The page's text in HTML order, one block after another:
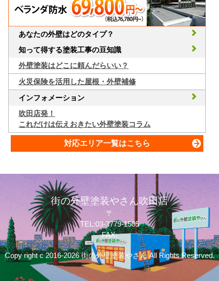
あなたの外壁はどのタイプ？
知って得する塗装工事の豆知識
外壁塗装はどこに頼んだらいい？
火災保険を活用した屋根・外壁補修
インフォメーション
吹田店発！
これだけは伝えおきたい外壁塗装コラム
対応エリア一覧はこちら
街の外壁塗装やさん吹田店
〒
TEL:03-3779-1505
FAX:
Copy right c 2016-2026 街の外壁塗装やさん All Rights Reserved.